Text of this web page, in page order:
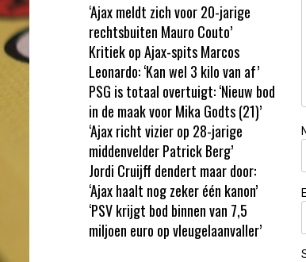
‘Ajax meldt zich voor 20-jarige
rechtsbuiten Mauro Couto’
Kritiek op Ajax-spits Marcos
Leonardo: ‘Kan wel 3 kilo van af’
PSG is totaal overtuigt: ‘Nieuw bod
in de maak voor Mika Godts (21)’
‘Ajax richt vizier op 28-jarige
middenvelder Patrick Berg’
Jordi Cruijff dendert maar door:
‘Ajax haalt nog zeker één kanon’
‘PSV krijgt bod binnen van 7,5
miljoen euro op vleugelaanvaller’